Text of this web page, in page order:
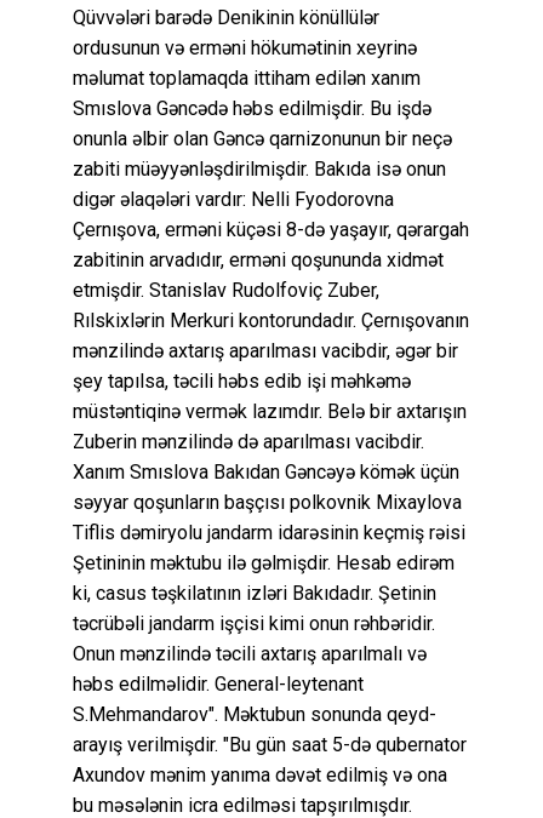
Qüvvələri barədə Denikinin könüllülər
ordusunun və erməni hökumətinin xeyrinə
məlumat toplamaqda ittiham edilən xanım
Smıslova Gəncədə həbs edilmişdir. Bu işdə
onunla əlbir olan Gəncə qarnizonunun bir neçə
zabiti müəyyənləşdirilmişdir. Bakıda isə onun
digər əlaqələri vardır: Nelli Fyodorovna
Çernışova, erməni küçəsi 8-də yaşayır, qərargah
zabitinin arvadıdır, erməni qoşununda xidmət
etmişdir. Stanislav Rudolfoviç Zuber,
Rılskixlərin Merkuri kontorundadır. Çernışovanın
mənzilində axtarış aparılması vacibdir, əgər bir
şey tapılsa, təcili həbs edib işi məhkəmə
müstəntiqinə vermək lazımdır. Belə bir axtarışın
Zuberin mənzilində də aparılması vacibdir.
Xanım Smıslova Bakıdan Gəncəyə kömək üçün
səyyar qoşunların başçısı polkovnik Mixaylova
Tiflis dəmiryolu jandarm idarəsinin keçmiş rəisi
Şetininin məktubu ilə gəlmişdir. Hesab edirəm
ki, casus təşkilatının izləri Bakıdadır. Şetinin
təcrübəli jandarm işçisi kimi onun rəhbəridir.
Onun mənzilində təcili axtarış aparılmalı və
həbs edilməlidir. General-leytenant
S.Mehmandarov". Məktubun sonunda qeyd-
arayış verilmişdir. "Bu gün saat 5-də qubernator
Axundov mənim yanıma dəvət edilmiş və ona
bu məsələnin icra edilməsi tapşırılmışdır.